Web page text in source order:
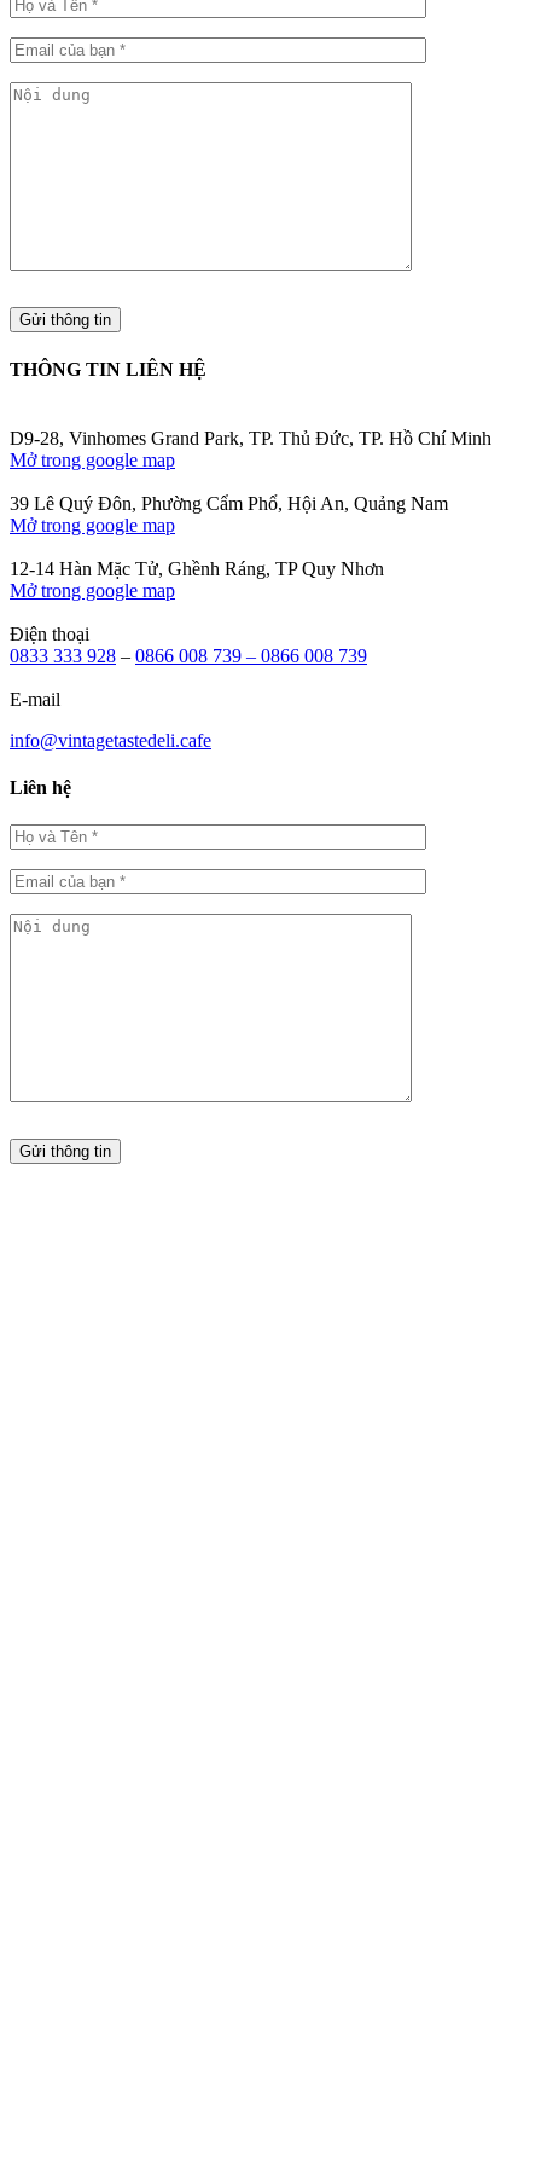
THÔNG TIN LIÊN HỆ
D9-28, Vinhomes Grand Park, TP. Thủ Đức, TP. Hồ Chí Minh
Mở trong google map
39 Lê Quý Đôn, Phường Cẩm Phổ, Hội An, Quảng Nam
Mở trong google map
12-14 Hàn Mặc Tử, Ghềnh Ráng, TP Quy Nhơn
Mở trong google map
Điện thoại
0833 333 928 – 0866 008 739 – 0866 008 739
E-mail
info@vintagetastedeli.cafe
Liên hệ